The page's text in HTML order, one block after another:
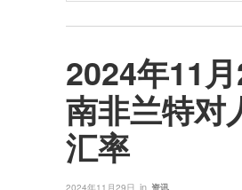
2024年11
南非兰特对
汇率
2024年11月29日 in 资讯